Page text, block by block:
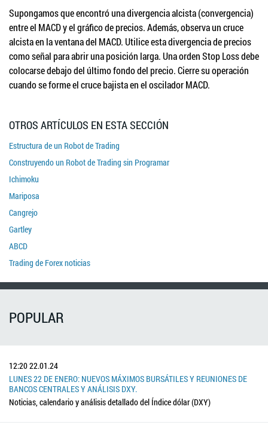
Supongamos que encontró una divergencia alcista (convergencia)
entre el MACD y el gráfico de precios. Además, observa un cruce
alcista en la ventana del MACD. Utilice esta divergencia de precios
como señal para abrir una posición larga. Una orden Stop Loss debe
colocarse debajo del último fondo del precio. Cierre su operación
cuando se forme el cruce bajista en el oscilador MACD.
OTROS ARTÍCULOS EN ESTA SECCIÓN
Estructura de un Robot de Trading
Construyendo un Robot de Trading sin Programar
Ichimoku
Mariposa
Cangrejo
Gartley
ABCD
Trading de Forex noticias
POPULAR
12:2022.01.24
LUNES 22 DE ENERO: NUEVOS MÁXIMOS BURSÁTILES Y REUNIONES DE
BANCOS CENTRALES Y ANÁLISIS DXY.
Noticias, calendario y análisis detallado del Índice dólar (DXY)